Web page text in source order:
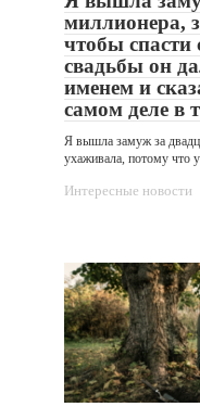
миллионера,
чтобы
свадьбы он
именем и
самом деле в
Я вышла замуж за
ухаживала, потому что
Интересные новости